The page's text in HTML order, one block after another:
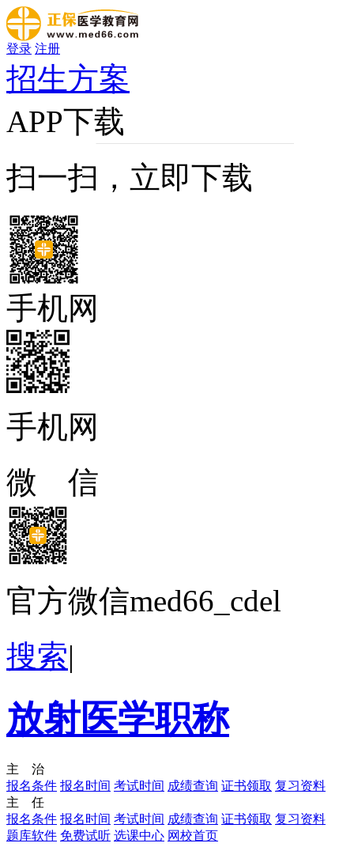
登录 注册
招生方案
APP下载
扫一扫，立即下载
手机网
手机网
微 信
官方微信med66_cdel
搜索|
放射医学职称
主 治
报名条件 报名时间 考试时间 成绩查询 证书领取 复习资料
主 任
报名条件 报名时间 考试时间 成绩查询 证书领取 复习资料
题库软件 免费试听 选课中心 网校首页